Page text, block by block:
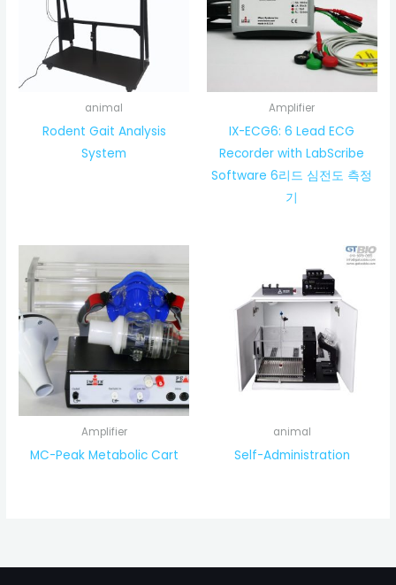
animal
Rodent Gait Analysis
System
Amplifier
IX-ECG6: 6 Lead ECG
Recorder with LabScribe
Software 6리드 심전도 측정
기
Amplifier
MC-Peak Metabolic Cart
animal
Self-Administration